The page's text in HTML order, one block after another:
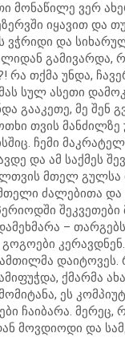
მონაწილე ვერ
იყავით და
ვჭრიდი და
გამივარდა,
რა თქმა უნდა,
სულ ასეთი
გააკეთე, მე შენ
თვის
ჩემი
და ამ საქმეს
მთელ გულსა
ძალებითა და
–
კერავდნენ.
დაიტოვეს.
ქმარმა
ეს
ჩაიბარა. მერეც,
მოვდიოდი და